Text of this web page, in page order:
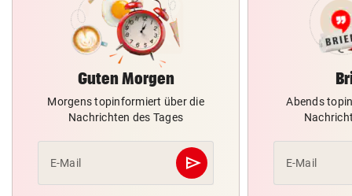
Guten Morgen
Morgens topinformiert über die
Nachrichten des Tages
E-Mail send
Abschicken
Abends
E-Mail